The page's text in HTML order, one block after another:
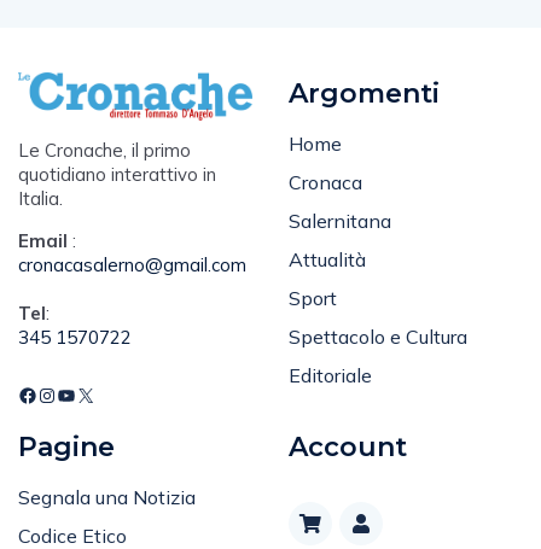
Le Cronache, il primo
quotidiano interattivo in
Italia.
Email :
cronacasalerno@gmail.com
Tel:
345 1570722
Argomenti
Home
Cronaca
Salernitana
Attualità
Sport
Spettacolo e Cultura
Editoriale
Pagine
Segnala una Notizia
Codice Etico
Account